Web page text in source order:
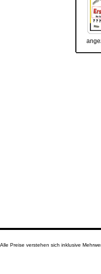
Alle Preise verstehen sich inklusive